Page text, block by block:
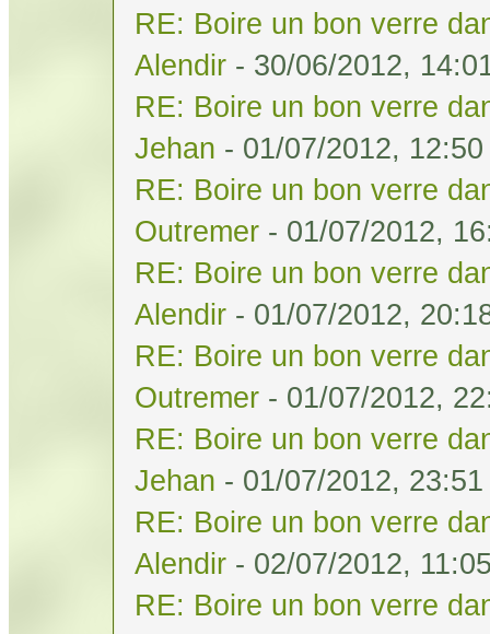
RE: Boire un bon verre
Alendir - 30/06/2012,
RE: Boire un bon verre
Jehan - 01/07/2012, 12:50
RE: Boire un bon verre
Outremer - 01/07/2012,
RE: Boire un bon verre
Alendir - 01/07/2012,
RE: Boire un bon verre
Outremer - 01/07/2012,
RE: Boire un bon verre
Jehan - 01/07/2012, 23:51
RE: Boire un bon verre
Alendir - 02/07/2012,
RE: Boire un bon verre